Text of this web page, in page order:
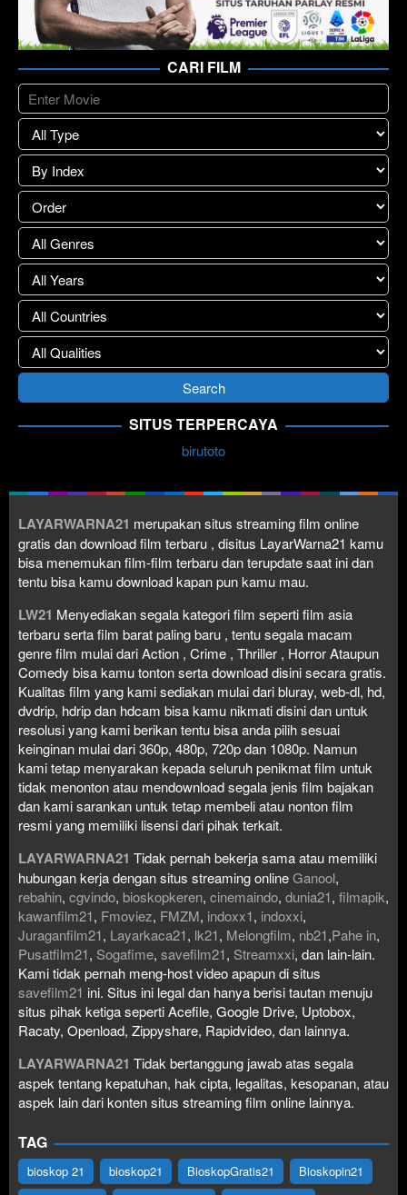
CARI FILM
SITUS TERPERCAYA
birutoto
LAYARWARNA21 merupakan situs streaming film online
gratis dan download film terbaru , disitus LayarWarna21 kamu
bisa menemukan film-film terbaru dan terupdate saat ini dan
tentu bisa kamu download kapan pun kamu mau.
LW21 Menyediakan segala kategori film seperti film asia
terbaru serta film barat paling baru , tentu segala macam
genre film mulai dari Action , Crime , Thriller , Horror Ataupun
Comedy bisa kamu tonton serta download disini secara gratis.
Kualitas film yang kami sediakan mulai dari bluray, web-dl, hd,
dvdrip, hdrip dan hdcam bisa kamu nikmati disini dan untuk
resolusi yang kami berikan tentu bisa anda pilih sesuai
keinginan mulai dari 360p, 480p, 720p dan 1080p. Namun
kami tetap menyarakan kepada seluruh penikmat film untuk
tidak menonton atau mendownload segala jenis film bajakan
dan kami sarankan untuk tetap membeli atau nonton film
resmi yang memiliki lisensi dari pihak terkait.
LAYARWARNA21 Tidak pernah bekerja sama atau memiliki
hubungan kerja dengan situs streaming onlineGanool,
rebahin, cgvindo, bioskopkeren, cinemaindo, dunia21, filmapik,
kawanfilm21, Fmoviez, FMZM, indoxx1, indoxxi,
Juraganfilm21, Layarkaca21, lk21, Melongfilm, nb21,Pahe in,
Pusatfilm21, Sogafime, savefilm21, Streamxxi, dan lain-lain.
Kami tidak pernah meng-host video apapun di situs
savefilm21 ini. Situs ini legal dan hanya berisi tautan menuju
situs pihak ketiga seperti Acefile, Google Drive, Uptobox,
Racaty, Openload, Zippyshare, Rapidvideo, dan lainnya.
LAYARWARNA21 Tidak bertanggung jawab atas segala
aspek tentang kepatuhan, hak cipta, legalitas, kesopanan, atau
aspek lain dari konten situs streaming film online lainnya.
TAG
bioskop 21 bioskop21 BioskopGratis21
Bioskopin21